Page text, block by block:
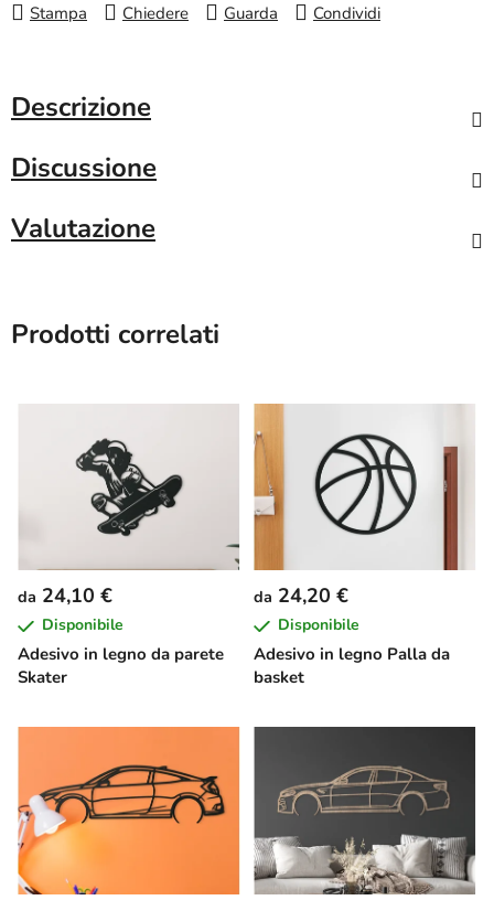
Stampa Chiedere Guarda Condividi
Descrizione
Discussione
Valutazione
Prodotti correlati
Adesivo in legno da parete
Skater
da 24,10 €
Disponibile
Adesivo in legno Palla da
basket
da 24,20 €
Disponibile